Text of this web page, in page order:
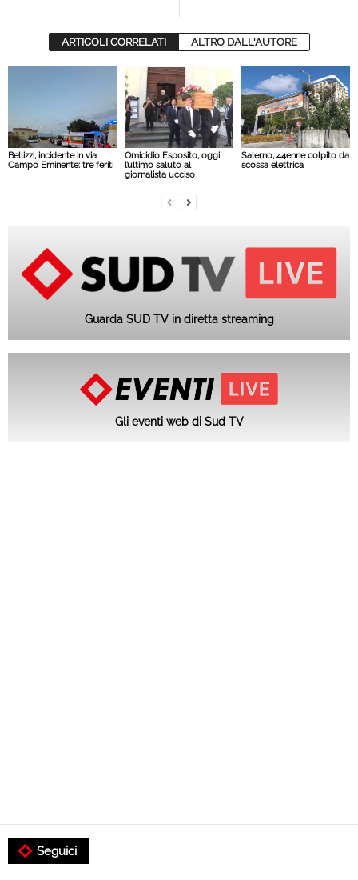
ARTICOLI CORRELATI ALTRO DALL'AUTORE
Bellizzi, incidente in via
Campo Eminente: tre feriti
Omicidio Esposito, oggi
l’ultimo saluto al
giornalista ucciso
Salerno, 44enne colpito da
scossa elettrica
Guarda SUD TV in diretta streaming
Gli eventi web di Sud TV
Seguici